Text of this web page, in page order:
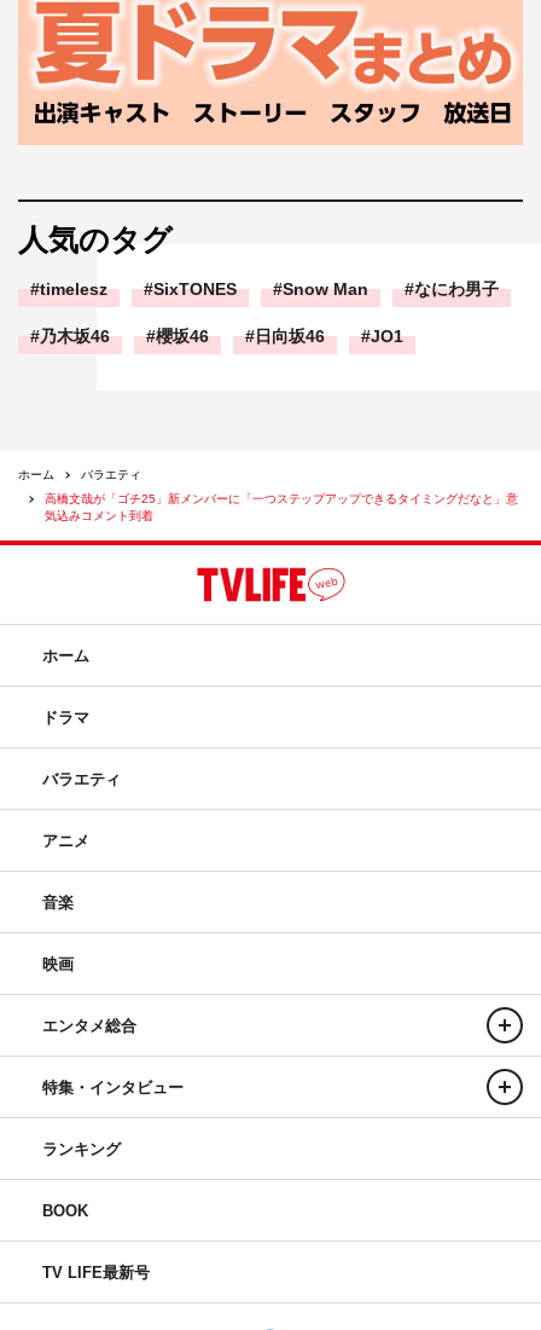
人気のタグ
timelesz SixTONES Snow Man なにわ男子
乃木坂46 櫻坂46 日向坂46 JO1
ホーム
バラエティ
高橋文哉が「ゴチ25」新メンバーに「一つステップアップできるタイミングだなと」意
気込みコメント到着
ホーム
ドラマ
バラエティ
アニメ
音楽
映画
エンタメ総合
特集・インタビュー
ランキング
BOOK
TV LIFE最新号